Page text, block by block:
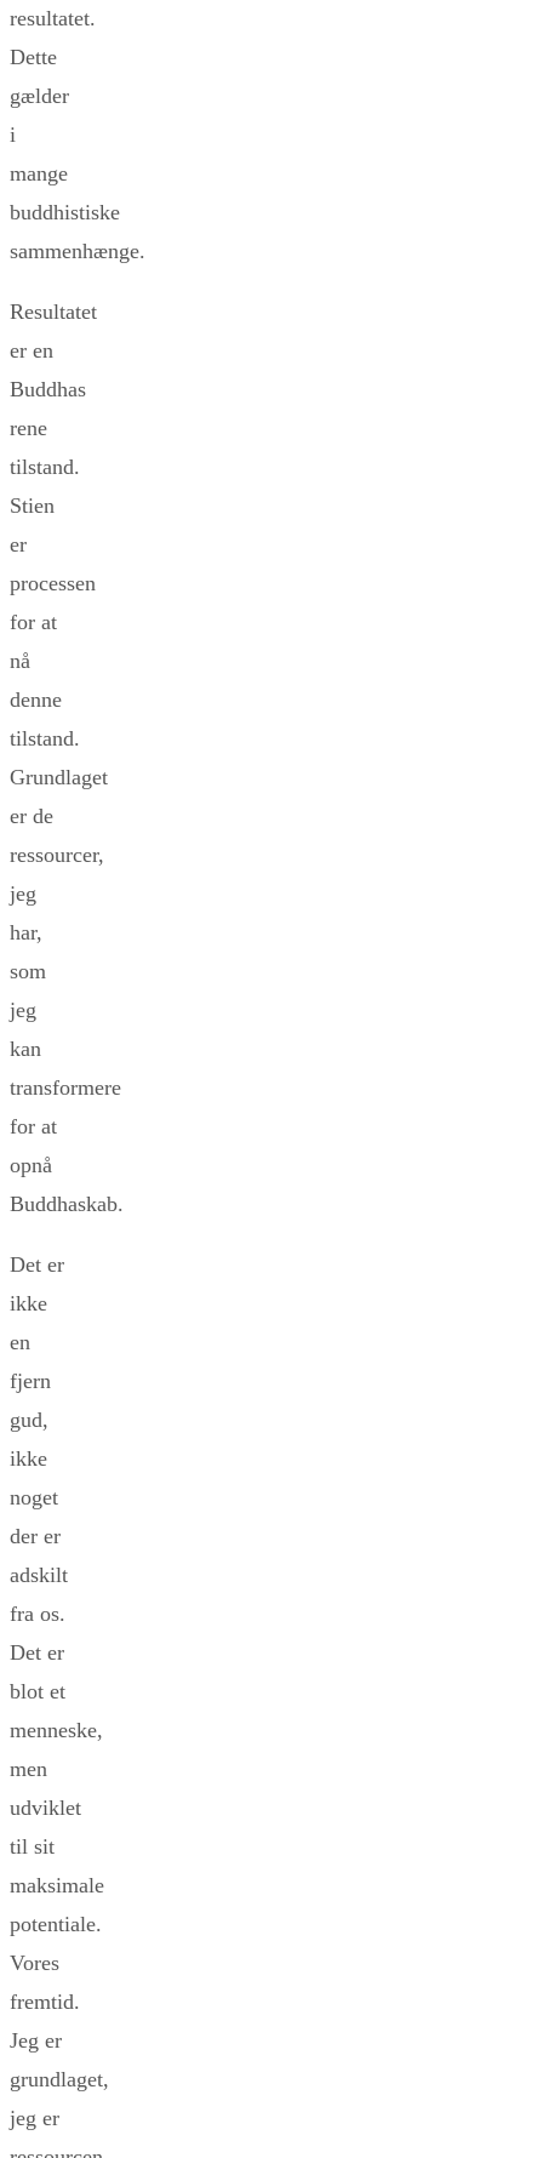
resultatet.
Dette
gælder
i
mange
buddhistiske
sammenhænge.
Resultatet
er en
Buddhas
rene
tilstand.
Stien
er
processen
for at
nå
denne
tilstand.
Grundlaget
er de
ressourcer,
jeg
har,
som
jeg
kan
transformere
for at
opnå
Buddhaskab.
Det er
ikke
en
fjern
gud,
ikke
noget
der er
adskilt
fra os.
Det er
blot et
menneske,
men
udviklet
til sit
maksimale
potentiale.
Vores
fremtid.
Jeg er
grundlaget,
jeg er